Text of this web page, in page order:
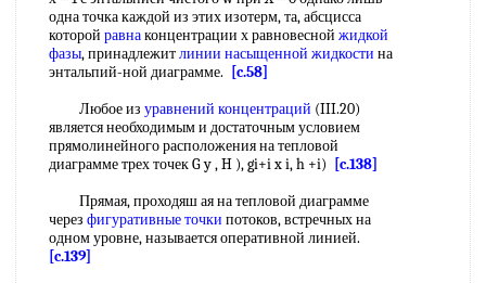
одна точка каждой из этих изотерм, та, абсцисса
которой равнаконцентрации х равновесной жидкой
фазы, принадлежитлинии насыщенной жидкости на
энтальпий-ной диаграмме.
[c.58]
Любое из уравнений концентраций (III.20)
является необходимым и достаточным условием
прямолинейного расположения на тепловой
диаграмме трех точек G y , H ), gi+i x i, h +i)
[c.138]
Прямая, проходяш ая на тепловой диаграмме
через фигуративные точки потоков, встречных на
одном уровне, называется оперативной линией.
[c.139]